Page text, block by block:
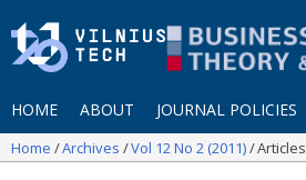
HOME ABOUT JOURNAL POLICIES
Home Archives Vol 12 No 2 (2011) Articles